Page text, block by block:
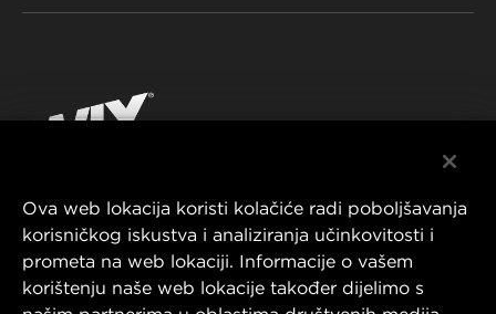
KONTAKTIRAJTE NAS
IMPRESSUM
YouTube
MANN+HUMMEL FT Poland
ul. Wrocławska 145,
63-800 GOSTYŃ, POLAND
Ova web lokacija koristi kolačiće radi poboljšavanja
korisničkog iskustva i analiziranja učinkovitosti i
prometa na web lokaciji. Informacije o vašem
korištenju naše web lokacije također dijelimo s